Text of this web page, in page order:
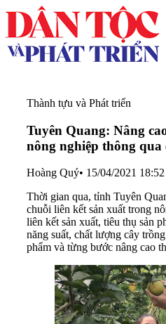
Thành tựu và Phát triển
Tuyên Quang: Nâng
nông nghiệp thông qua
Hoàng Quý• 15/04/2021 18:52
Thời gian qua, tỉnh Tuyên
chuỗi liên kết sản xuất trong
liên kết sản xuất, tiêu thụ sản
năng suất, chất lượng cây
phẩm và từng bước nâng cao